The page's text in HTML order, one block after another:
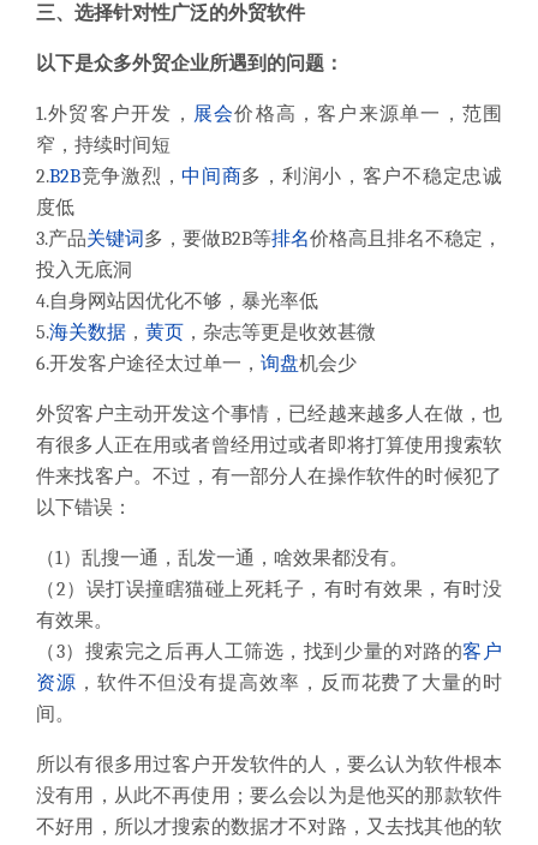
三、选择针对性广泛的外贸软件
以下是众多外贸企业所遇到的问题：
1.外贸客户开发， 展会价格高，客户来源单一，范围
窄，持续时间短
2.B2B竞争激烈，中间商多，利润小，客户不稳定忠诚
度低
3.产品关键词多，要做B2B等排名价格高且排名不稳定，
投入无底洞
4.自身网站因优化不够，暴光率低
5.海关数据 ， 黄页 ，杂志等更是收效甚微
6.开发客户途径太过单一， 询盘机会少
外贸客户主动开发这个事情，已经越来越多人在做，也
有很多人正在用或者曾经用过或者即将打算使用搜索软
件来找客户。不过，有一部分人在操作软件的时候犯了
以下错误：
（1）乱搜一通，乱发一通，啥效果都没有。
（2）误打误撞瞎猫碰上死耗子，有时有效果，有时没
有效果。
（3）搜索完之后再人工筛选，找到少量的对路的客户
资源 ，软件不但没有提高效率，反而花费了大量的时
间。
所以有很多用过客户开发软件的人，要么认为软件根本
没有用，从此不再使用；要么会以为是他买的那款软件
不好用，所以才搜索的数据才不对路，又去找其他的软